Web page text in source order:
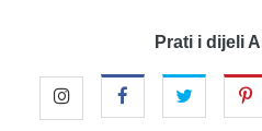
Prati i dijeli